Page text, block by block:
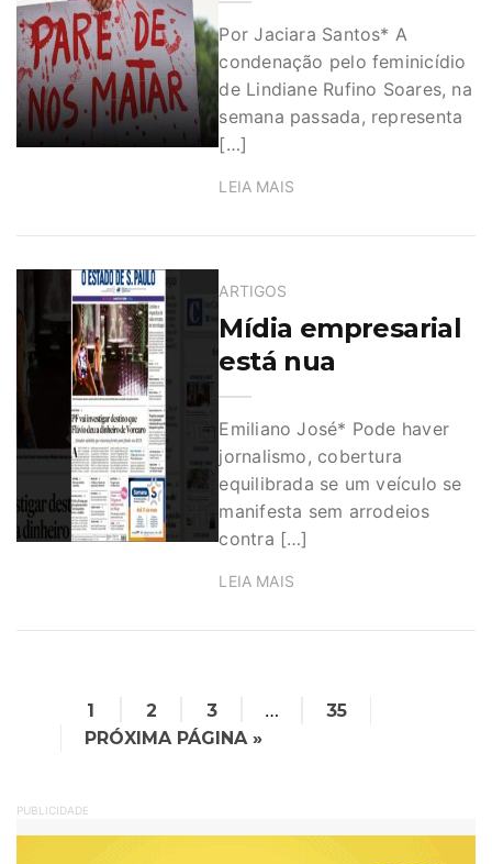
Por Jaciara Santos* A
condenação pelo feminicídio
de Lindiane Rufino Soares, na
semana passada, representa
[…]
LEIA MAIS
ARTIGOS
Mídia empresarial
está nua
Emiliano José* Pode haver
jornalismo, cobertura
equilibrada se um veículo se
manifesta sem arrodeios
contra […]
LEIA MAIS
1 2 3 …
35
PRÓXIMA PÁGINA »
PUBLICIDADE